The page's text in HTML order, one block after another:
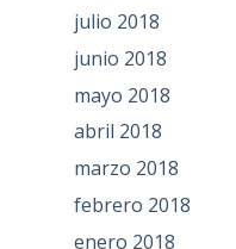
julio 2018
junio 2018
mayo 2018
abril 2018
marzo 2018
febrero 2018
enero 2018